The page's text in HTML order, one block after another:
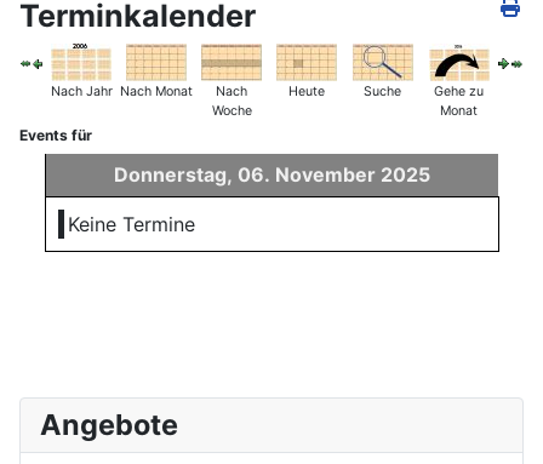
Terminkalender
Nach Jahr Nach Monat
Nach
Woche
Heute Suche
Gehe zu
Monat
Events für
Donnerstag, 06. November 2025
Keine Termine
Angebote